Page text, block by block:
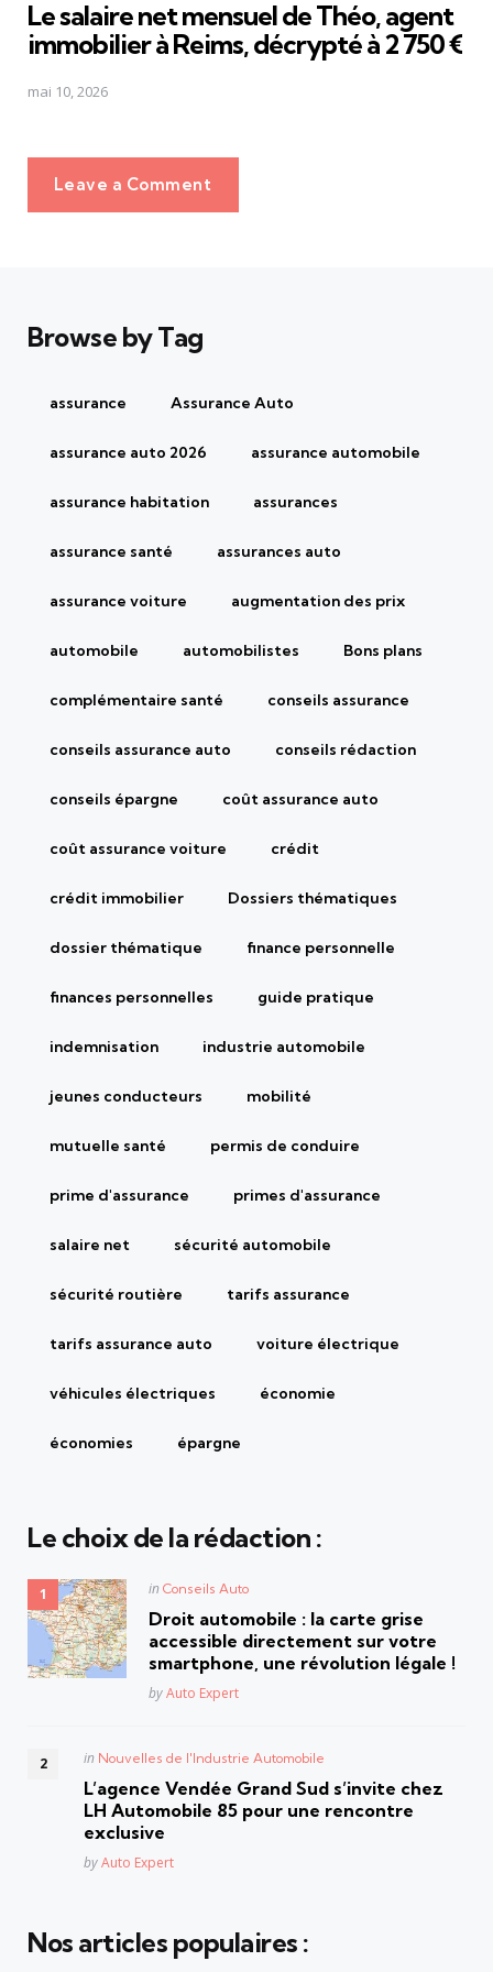
Le salaire net mensuel de Théo, agent
immobilier à Reims, décrypté à 2 750 €
mai 10, 2026
Leave a Comment
Browse by Tag
assurance Assurance Auto
assurance auto 2026 assurance automobile
assurance habitation assurances
assurance santé assurances auto
assurance voiture augmentation des prix
automobile automobilistes Bons plans
complémentaire santé conseils assurance
conseils assurance auto conseils rédaction
conseils épargne coût assurance auto
coût assurance voiture crédit
crédit immobilier Dossiers thématiques
dossier thématique finance personnelle
finances personnelles guide pratique
indemnisation industrie automobile
jeunes conducteurs mobilité
mutuelle santé permis de conduire
prime d'assurance primes d'assurance
salaire net sécurité automobile
sécurité routière tarifs assurance
tarifs assurance auto voiture électrique
véhicules électriques économie
économies épargne
Le choix de la rédaction :
Posted
in Conseils Auto
Droit automobile : la carte grise
accessible directement sur votre
smartphone, une révolution légale !
Posted
byAuto Expert
Posted
in Nouvelles de l'Industrie Automobile
L’agence Vendée Grand Sud s’invite chez
LH Automobile 85 pour une rencontre
exclusive
Posted
byAuto Expert
Nos articles populaires :